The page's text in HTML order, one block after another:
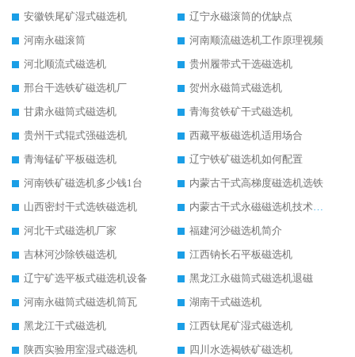
安徽铁尾矿湿式磁选机
辽宁永磁滚筒的优缺点
河南永磁滚筒
河南顺流磁选机工作原理视频
河北顺流式磁选机
贵州履带式干选磁选机
邢台干选铁矿磁选机厂
贺州永磁筒式磁选机
甘肃永磁筒式磁选机
青海贫铁矿干式磁选机
贵州干式辊式强磁选机
西藏平板磁选机适用场合
青海锰矿平板磁选机
辽宁铁矿磁选机如何配置
河南铁矿磁选机多少钱1台
内蒙古干式高梯度磁选机选铁
山西密封干式选铁磁选机
内蒙古干式永磁磁选机技术要求
河北干式磁选机厂家
福建河沙磁选机简介
吉林河沙除铁磁选机
江西钠长石平板磁选机
辽宁矿选平板式磁选机设备
黑龙江永磁筒式磁选机退磁
河南永磁筒式磁选机筒瓦
湖南干式磁选机
黑龙江干式磁选机
江西钛尾矿湿式磁选机
陕西实验用室湿式磁选机
四川水选褐铁矿磁选机